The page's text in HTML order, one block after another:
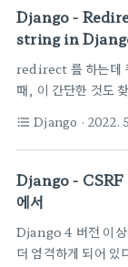
라이브러리의
복제를 생성하여
값을 변경할 수 있
mole.tistory.com/
스토리] 문자열로 변
문자열에 대입할 수
Django -
string in
redirect 를 하는데
때, 이 간단한 것도
kwargs={"pk":
는 여기
https://
to-a-url-with-
Redirect to a url
format_list_bulleted Django · 2022.
Django -
에서
Django 4 버전 이상
더 엄격하게 되어 있